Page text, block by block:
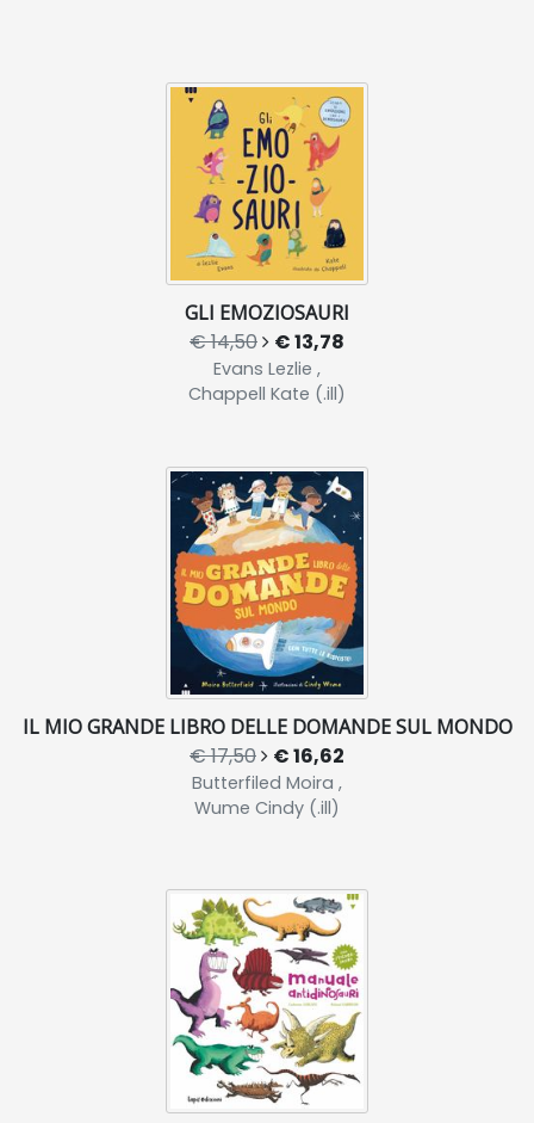
GLI EMOZIOSAURI
€ 14,50 € 13,78
Evans Lezlie ,
Chappell Kate (.ill)
IL MIO GRANDE LIBRO DELLE DOMANDE SUL MONDO
€ 17,50 € 16,62
Butterfiled Moira ,
Wume Cindy (.ill)